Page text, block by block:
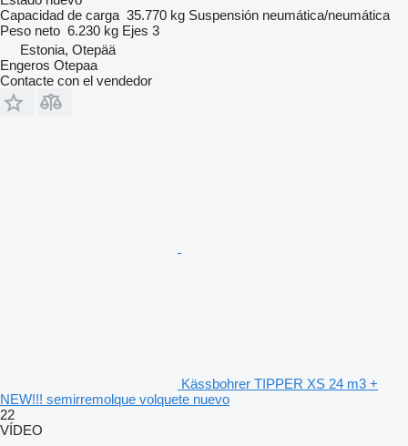
Capacidad de carga 35.770 kg Suspensión neumática/neumática
Peso neto 6.230 kg Ejes 3
Estonia, Otepää
Engeros Otepaa
Contacte con el vendedor
Kässbohrer TIPPER XS 24 m3 +
NEW!!! semirremolque volquete nuevo
22
VÍDEO